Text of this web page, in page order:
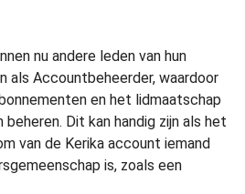
nu andere leden van hun
als Accountbeheerder, waardoor
en het lidmaatschap
Dit kan handig zijn als het
van de Kerika account iemand
is, zoals een